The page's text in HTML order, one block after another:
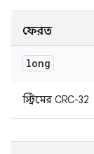
ফেরত
long
স্ট্রিমের CRC-32